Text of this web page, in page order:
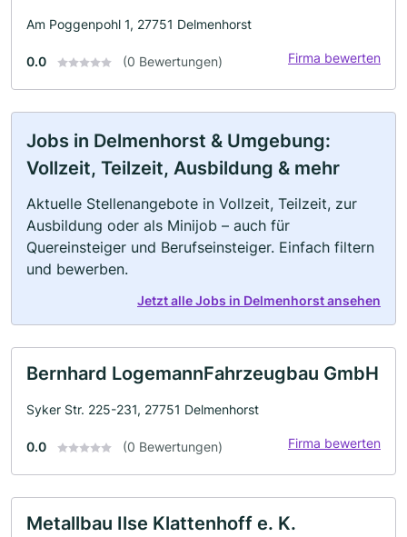
Am Poggenpohl 1, 27751 Delmenhorst
0.0 (0 Bewertungen) Firma bewerten
Jobs in Delmenhorst & Umgebung:
Vollzeit, Teilzeit, Ausbildung & mehr
Aktuelle Stellenangebote in Vollzeit, Teilzeit, zur
Ausbildung oder als Minijob – auch für
Quereinsteiger und Berufseinsteiger. Einfach filtern
und bewerben.
Jetzt alle Jobs in Delmenhorst ansehen
Bernhard LogemannFahrzeugbau GmbH
Syker Str. 225-231, 27751 Delmenhorst
0.0 (0 Bewertungen) Firma bewerten
Metallbau Ilse Klattenhoff e. K.